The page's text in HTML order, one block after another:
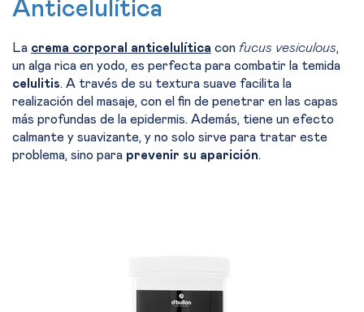
Anticelulítica
La crema corporal anticelulítica con fucus vesiculous,
un alga rica en yodo, es perfecta para combatir la temida
celulitis. A través de su textura suave facilita la
realización del masaje, con el fin de penetrar en las capas
más profundas de la epidermis. Además, tiene un efecto
calmante y suavizante, y no solo sirve para tratar este
problema, sino para prevenir su aparición.